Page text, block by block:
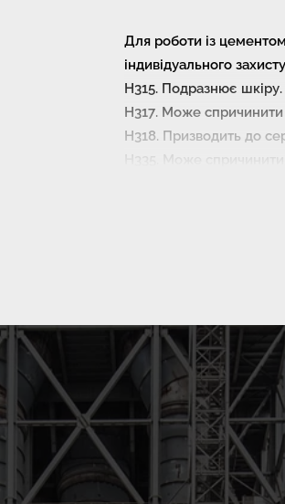
Для роботи із
індивідуального
Н315. Подразнює шкіру.
Н317. Може спричинити
Н318. Призводить до
Р102. Зберігати в
Р302 + Р352
ПРИ ПОТРАПЛЯННІ НА
Промити великою
Р305 + Р351 + Р338
ПРИ ПОТРАПЛЯННІ В
Ретельно промити